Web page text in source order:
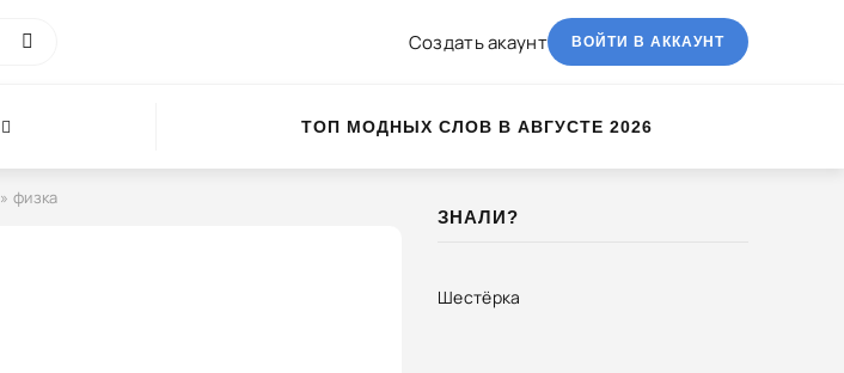
Создать акаунт ВОЙТИ В АККАУНТ
ТОП МОДНЫХ СЛОВ В АВГУСТЕ 2026
» физка
ЗНАЛИ?
Шестёрка